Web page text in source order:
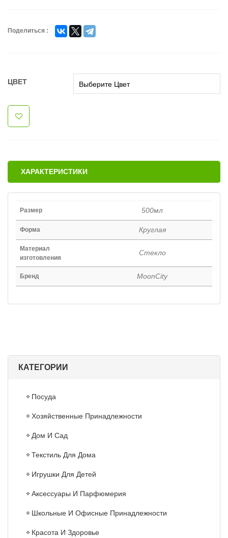
КАТЕГОРИИ
Посуда
Хозяйственные Принадлежности
Дом И Сад
Текстиль Для Дома
Игрушки Для Детей
Аксессуары И Парфюмерия
Школьные И Офисные Принадлежности
Красота И Здоровье
Поделиться :
ЦВЕТ
ХАРАКТЕРИСТИКИ
Размер 500мл
Форма Круглая
Материал
изготовления
Стекло
Бренд MoonCity